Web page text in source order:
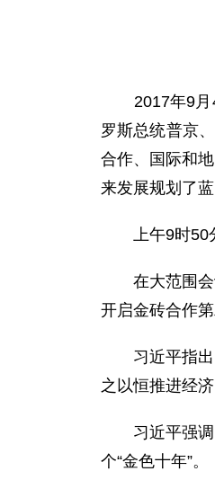
2017年9月4
罗斯总统普京
合作、国际和
来发展规划了
上午9时50分
在大范围会
开启金砖合作
习近平指出，
之以恒推进经
习近平强调，
个“金色十年”。